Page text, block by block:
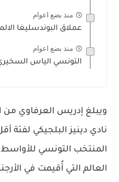
منذ بضع اعوام
عملاق البوندسليغا
منذ بضع اعوام
التونسي الياس
المنتخب التونسي
العالم التي أُقيمت في